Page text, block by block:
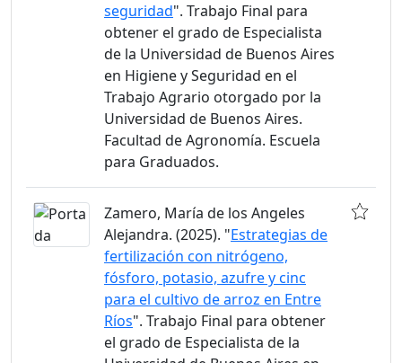
seguridad". Trabajo Final para
obtener el grado de Especialista
de la Universidad de Buenos Aires
en Higiene y Seguridad en el
Trabajo Agrario otorgado por la
Universidad de Buenos Aires.
Facultad de Agronomía. Escuela
para Graduados.
Zamero, María de los Angeles
Alejandra. (2025). "Estrategias de
fertilización con nitrógeno,
fósforo, potasio, azufre y cinc
para el cultivo de arroz en Entre
Ríos". Trabajo Final para obtener
el grado de Especialista de la